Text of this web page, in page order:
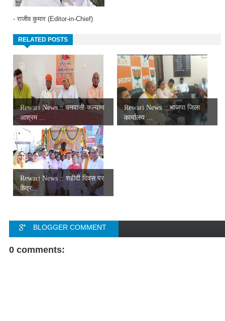
- राजीव कुमार (Editor-in-Chief)
RELATED POSTS
Rewari News :: वनवासी कल्याण
आश्रम ...
Rewari News :: भाजपा जिला
कार्यालय ...
Rewari News :: शहीदी दिवस पर
केंद्र...
BLOGGER COMMENT
FACEBOOK COMMENT
0 comments: